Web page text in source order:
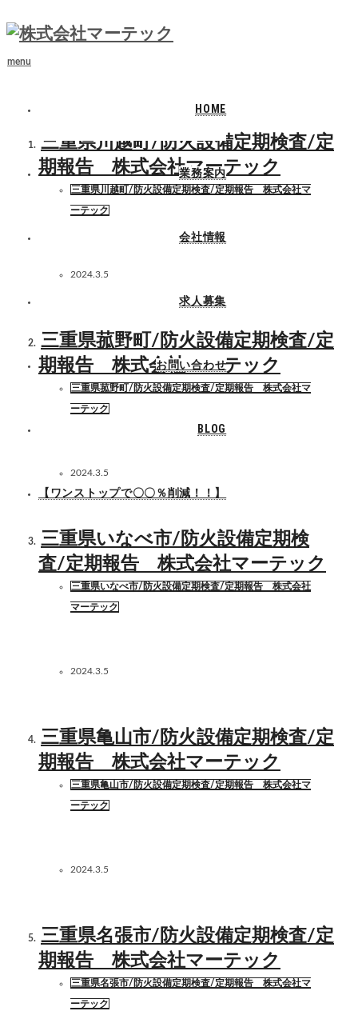
menu
HOME
業務案内
会社情報
求人募集
お問い合わせ
BLOG
【ワンストップで〇〇％削減！！】
三重県 定期報告
三重県川越町/防火設備定期検査/定
期報告 株式会社マーテック
三重県川越町/防火設備定期検査/定期報告 株式会社マ
ーテック
2024.3.5
三重県菰野町/防火設備定期検査/定
期報告 株式会社マーテック
三重県菰野町/防火設備定期検査/定期報告 株式会社マ
ーテック
2024.3.5
三重県いなべ市/防火設備定期検
査/定期報告 株式会社マーテック
三重県いなべ市/防火設備定期検査/定期報告 株式会社
マーテック
2024.3.5
三重県亀山市/防火設備定期検査/定
期報告 株式会社マーテック
三重県亀山市/防火設備定期検査/定期報告 株式会社マ
ーテック
2024.3.5
三重県名張市/防火設備定期検査/定
期報告 株式会社マーテック
三重県名張市/防火設備定期検査/定期報告 株式会社マ
ーテック